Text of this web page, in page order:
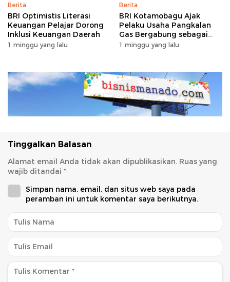
Berita
BRI Optimistis Literasi
Keuangan Pelajar Dorong
Inklusi Keuangan Daerah
1 minggu yang lalu
Berita
BRI Kotamobagu Ajak
Pelaku Usaha Pangkalan
Gas Bergabung sebagai
Agen BRILink
1 minggu yang lalu
Tinggalkan Balasan
Alamat email Anda tidak akan dipublikasikan. Ruas yang
wajib ditandai *
Simpan nama, email, dan situs web saya pada
peramban ini untuk komentar saya berikutnya.